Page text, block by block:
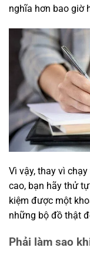
nghĩa hơn bao giờ
Vì vậy, thay vì
cao, bạn hãy thử
kiệm được một
những bộ đồ thật
Phải làm sao